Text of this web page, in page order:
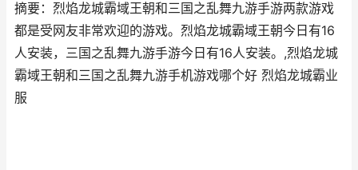
摘要：烈焰龙城霸域王朝和三国之乱舞九游手游两款游戏
都是受网友非常欢迎的游戏。烈焰龙城霸域王朝今日有16
人安装，三国之乱舞九游手游今日有16人安装。,烈焰龙城
霸域王朝和三国之乱舞九游手机游戏哪个好 烈焰龙城霸业
服